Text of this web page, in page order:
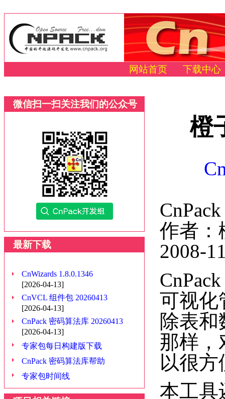
网站首页 下载中心
微信扫一扫关注我们的公众号
最新下载
CnWizards 1.8.0.1346
[2026-04-13]
CnVCL 组件包 20260413
[2026-04-13]
CnPack 密码算法库 20260413
[2026-04-13]
专家包每日构建版下载
CnPack 密码算法库帮助
专家包时间线
橙
作者：
2008-
可视化
除表和
那样，
以很方
本工具